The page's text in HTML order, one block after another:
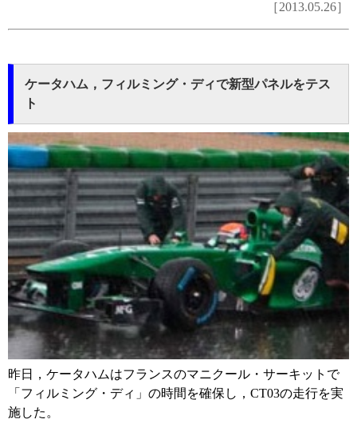
［2013.05.26］
ケータハム，フィルミング・ディで新型パネルをテス
ト
昨日，ケータハムはフランスのマニクール・サーキットで
「フィルミング・ディ」の時間を確保し，CT03の走行を実
施した。